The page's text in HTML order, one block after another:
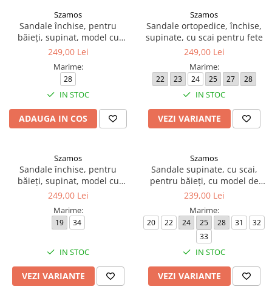
Szamos
Sandale închise, pentru
băieți, supinat, model cu
tractor
249,00 Lei
Marime:
28
IN STOC
ADAUGA IN COS
Szamos
Sandale ortopedice, închise,
supinate, cu scai pentru fete
249,00 Lei
Marime:
22 23 24 25 27 28
IN STOC
VEZI VARIANTE
Szamos
Sandale închise, pentru
băieți, supinat, model cu
vapor
249,00 Lei
Marime:
19 34
IN STOC
VEZI VARIANTE
Szamos
Sandale supinate, cu scai,
pentru băieți, cu model de
mașină
239,00 Lei
Marime:
20 22 24 25 28 31
32
33
IN STOC
VEZI VARIANTE